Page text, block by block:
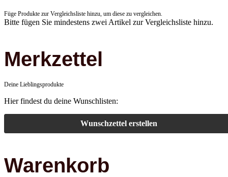
Füge Produkte zur Vergleichsliste hinzu, um diese zu vergleichen.
Bitte fügen Sie mindestens zwei Artikel zur Vergleichsliste hinzu.
Merkzettel
Deine Lieblingsprodukte
Hier findest du deine Wunschlisten:
Wunschzettel erstellen
Warenkorb